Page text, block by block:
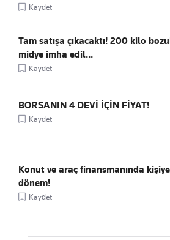
Kaydet
Tam satışa çıkacaktı! 200 kilo
midye imha edil...
Kaydet
BORSANIN 4 DEVİ İÇİN FİYAT!
Kaydet
Konut ve araç finansmanında
dönem!
Kaydet